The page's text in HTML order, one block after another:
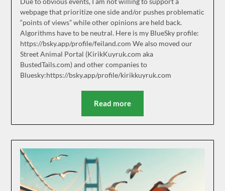
webpage that prioritize one side and/or pushes problematic
“points of views” while other opinions are held back.
Algorithms have to be neutral. Here is my BlueSky profile:
https://bsky.app/profile/feiland.com We also moved our
Street Animal Portal (KirikKuyruk.com aka
BustedTails.com) and other companies to
Bluesky:https://bsky.app/profile/kirikkuyruk.com
Read more